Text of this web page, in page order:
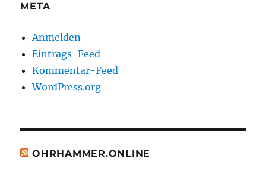
META
Anmelden
Eintrags-Feed
Kommentar-Feed
WordPress.org
OHRHAMMER.ONLINE